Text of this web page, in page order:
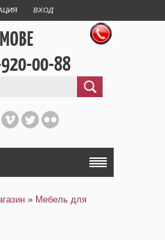
ВХОД
00-88
» Мебель для